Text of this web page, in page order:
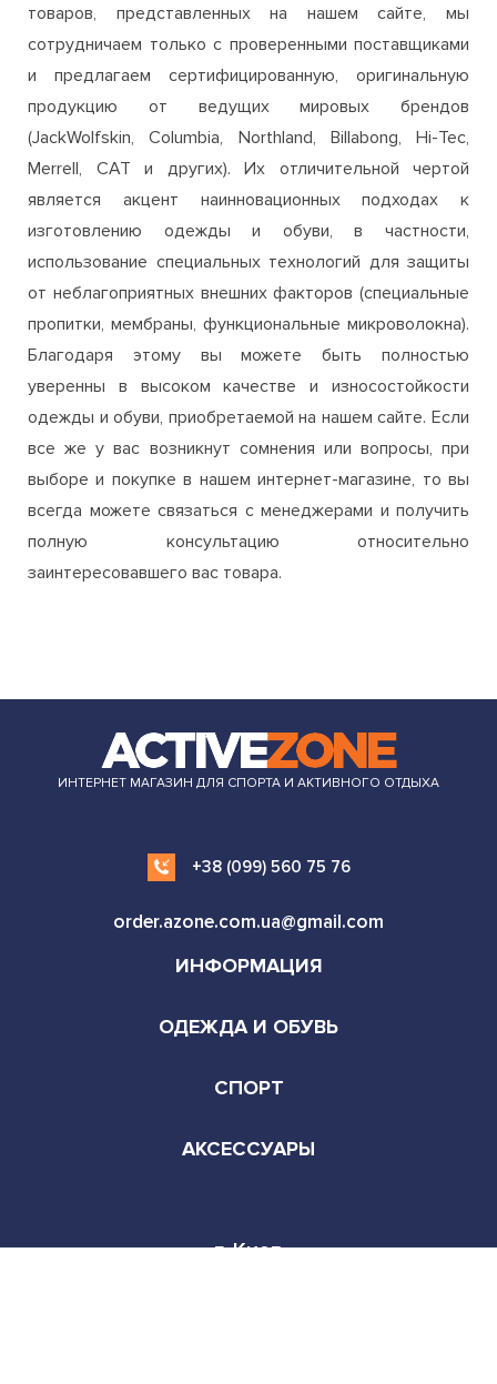
товаров, представленных на нашем сайте, мы
сотрудничаем только с проверенными поставщиками
и предлагаем сертифицированную, оригинальную
продукцию от ведущих мировых брендов
(JackWolfskin, Columbia, Northland, Billabong, Hi-Tec,
Merrell, CAT и других). Их отличительной чертой
является акцент наинновационных подходах к
изготовлению одежды и обуви, в частности,
использование специальных технологий для защиты
от неблагоприятных внешних факторов (специальные
пропитки, мембраны, функциональные микроволокна).
Благодаря этому вы можете быть полностью
уверенны в высоком качестве и износостойкости
одежды и обуви, приобретаемой на нашем сайте. Если
все же у вас возникнут сомнения или вопросы, при
выборе и покупке в нашем интернет-магазине, то вы
всегда можете связаться с менеджерами и получить
полную консультацию относительно
заинтересовавшего вас товара.
ИНТЕРНЕТ МАГАЗИН ДЛЯ СПОРТА И АКТИВНОГО ОТДЫХА
+38 (099) 560 75 76
order.azone.com.ua@gmail.com
ИНФОРМАЦИЯ
ОДЕЖДА И ОБУВЬ
СПОРТ
АКСЕССУАРЫ
г. Киев